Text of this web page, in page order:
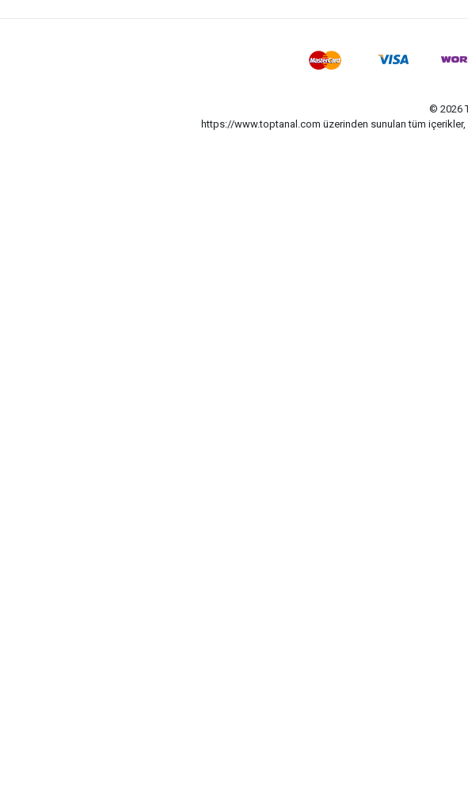
© 2026
https://www.toptanal.com üzerinden sunulan tüm içerikler,